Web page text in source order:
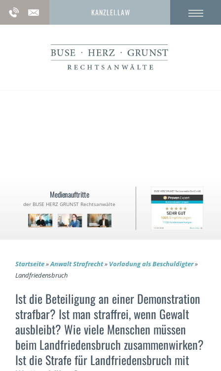
KANZLEI.LAW
Medienauftritte
der BUSE HERZ GRUNST Rechtsanwälte
Startseite»Anwalt Strafrecht» Vorladung als Beschuldigter»
Landfriedensbruch
Ist die Beteiligung an einer Demonstration
strafbar? Ist man straffrei, wenn Gewalt
ausbleibt? Wie viele Menschen müssen
beim Landfriedensbruch zusammenwirken?
Ist die Strafe für Landfriedensbruch mit